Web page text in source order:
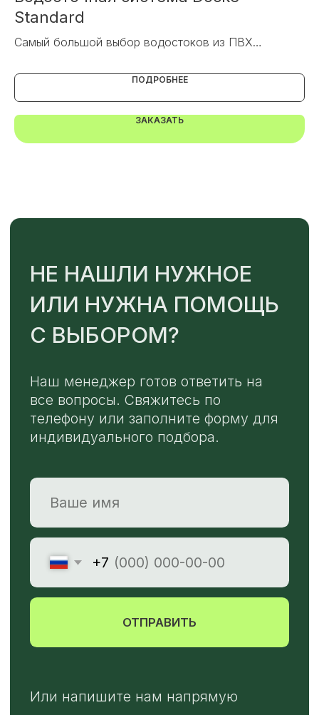
Standard
Самый большой выбор водостоков из ПВХ
ПОДРОБНЕЕ
ЗАКАЗАТЬ
MAX
TELEGRAM